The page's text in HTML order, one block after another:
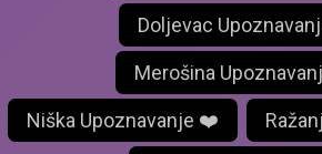
Doljevac
Merošina
Niška Upoznavanje ❤️